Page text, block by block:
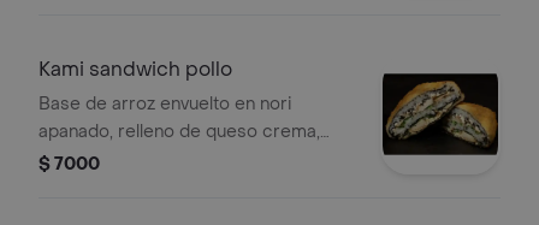
Kami sandwich pollo
Base de arroz envuelto en nori
apanado, relleno de queso crema,
cebollín y pollo furay
$ 7000